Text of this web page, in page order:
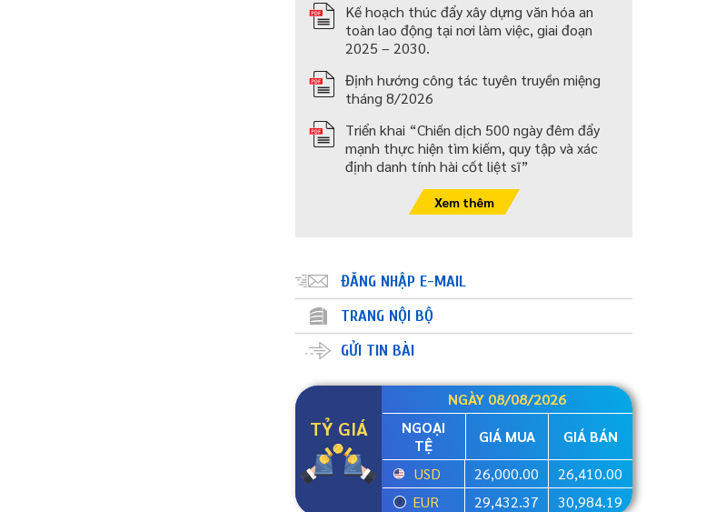
Kế hoạch thúc đẩy xây dựng văn hóa an
toàn lao động tại nơi làm việc, giai đoạn
2025 – 2030.
Định hướng công tác tuyên truyền miệng
tháng 8/2026
Triển khai “Chiến dịch 500 ngày đêm đẩy
mạnh thực hiện tìm kiếm, quy tập và xác
định danh tính hài cốt liệt sĩ”
Xem thêm
ĐĂNG NHẬP E-MAIL
TRANG NỘI BỘ
GỬI TIN BÀI
TỶ GIÁ
NGÀY 08/08/2026
NGOẠI
TỆ
GIÁ MUA
GIÁ BÁN
USD
26,000.00
26,410.00
EUR
29,432.37 30,984.19